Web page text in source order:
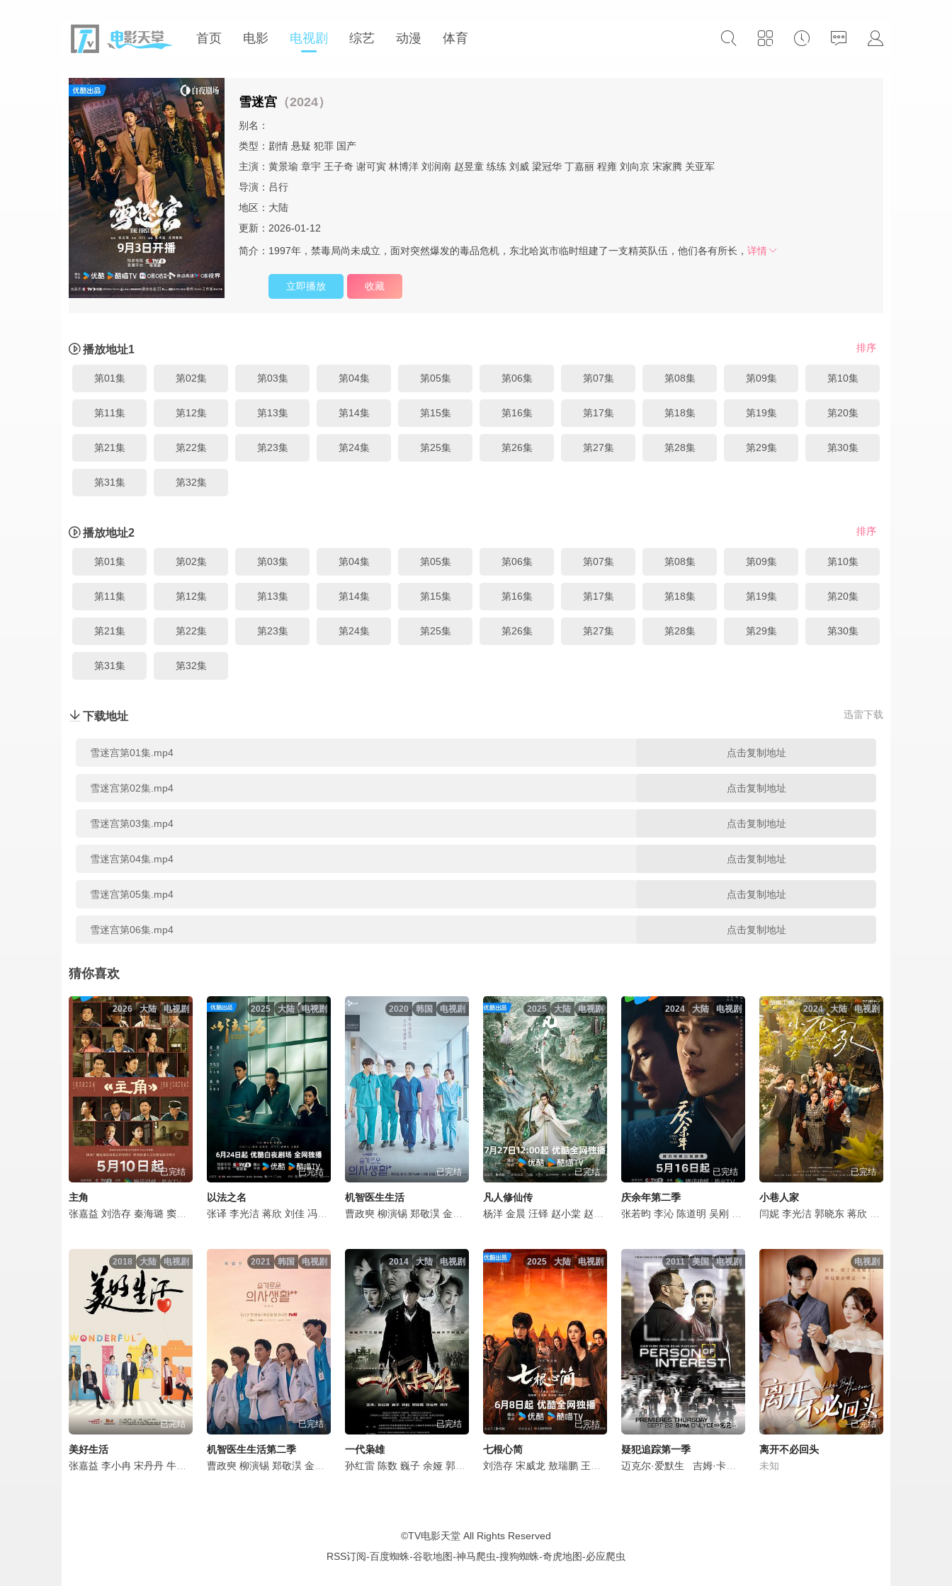
首页 电影 电视剧 综艺 动漫 体育
雪迷宫 （2024）
别名：
类型： 剧情 悬疑 犯罪 国产
主演： 黄景瑜 章宇 王子奇 谢可寅 林博洋 刘润南 赵昱童 练练 刘威 梁冠华 丁嘉丽 程雍 刘向京 宋家腾 关亚军
导演： 吕行
地区： 大陆
更新：2026-01-12
简介： 1997年，禁毒局尚未成立，面对突然爆发的毒品危机，东北哈岚市临时组建了一支精英队伍，他们各有所长， 详情
立即播放 收藏
排序
播放地址1
第01集 第02集 第03集 第04集 第05集 第06集 第07集 第08集 第09集 第10集
第11集 第12集 第13集 第14集 第15集 第16集 第17集 第18集 第19集 第20集
第21集 第22集 第23集 第24集 第25集 第26集 第27集 第28集 第29集 第30集
第31集 第32集
排序
播放地址2
第01集 第02集 第03集 第04集 第05集 第06集 第07集 第08集 第09集 第10集
第11集 第12集 第13集 第14集 第15集 第16集 第17集 第18集 第19集 第20集
第21集 第22集 第23集 第24集 第25集 第26集 第27集 第28集 第29集 第30集
第31集 第32集
迅雷下载
下载地址
雪迷宫第01集.mp4 点击复制地址
雪迷宫第02集.mp4 点击复制地址
雪迷宫第03集.mp4 点击复制地址
雪迷宫第04集.mp4 点击复制地址
雪迷宫第05集.mp4 点击复制地址
雪迷宫第06集.mp4 点击复制地址
雪迷宫第07集.mp4
雪迷宫第08集.mp4 点击复制地址
雪迷宫第09集.mp4 点击复制地址
雪迷宫第10集.mp4 点击复制地址
雪迷宫第11集.mp4 点击复制地址
雪迷宫第12集.mp4 点击复制地址
雪迷宫第13集.mp4 点击复制地址
雪迷宫第14集.mp4 点击复制地址
雪迷宫第15集.mp4 点击复制地址
雪迷宫第16集.mp4 点击复制地址
点击复制地址
雪迷宫第18集.mp4 点击复制地址
雪迷宫第19集.mp4 点击复制地址
雪迷宫第20集.mp4 点击复制地址
雪迷宫第21集.mp4 点击复制地址
猜你喜欢
电视剧
大陆
2026
已完结
主角
张嘉益 刘浩存 秦海璐 窦骁 翟子路 王晓晨 扈耀之 王海燕 李泽锋 孙浩 姬他 张国强 王丽坤 石文中 韩沛颖 苗阜
电视剧
大陆
2025
已完结
以法之名
张译 李光洁 蒋欣 刘佳 冯嘉怡 丁勇岱 杨烁 施京明 王劲松 任重 郝平 白冰 董晴 徐梵溪 毛俊杰 宋熹 赵煊 金泽灏 章煜奇 田昊 姬他 颜世魁 林鹏 潘之琳
电视剧
韩国
2020
已完结
机智医生生活
曹政奭 柳演锡 郑敬淏 金大明 田美都 金海淑 金甲洙 丁文晟 申贤彬 文泰佑 金俊翰 河允庆 全光镇 安恩真 金惠仁 崔英俊
电视剧
大陆
2025
已完结
凡人修仙传
杨洋 金晨 汪铎 赵小棠 赵晴 金佳悦 荣梓希 张婉儿 胡宇轩 娜一 陈震 施予斐 李圣佳
电视剧
大陆
2024
已完结
庆余年第二季
张若昀 李沁 陈道明 吴刚 李小冉 俞飞鸿 袁泉 毛晓彤
电视剧
大陆
2024
已完结
小巷人家
闫妮 李光洁 郭晓东 蒋欣
电视剧
大陆
2018
已完结
美好生活
张嘉益 李小冉 宋丹丹 牛莉 李乃文 辛柏青 姜妍 程煜 陈美琪 岳以恩 梁天 买红妹 李洪涛 扈耀之 姬他 孙浩 李梦男 吴珏瑾 闾汉彪
电视剧
韩国
2021
已完结
机智医生生活第二季
曹政奭 柳演锡 郑敬淏 金大明 田美都 河允庆
电视剧
大陆
2014
已完结
一代枭雄
孙红雷 陈数 巍子 余娅 郭珍霓 陈祉希 詹小楠 高洋 李亭哲 李泽锋 隋凯
电视剧
大陆
2025
已完结
七根心简
刘浩存 宋威龙 敖瑞鹏 王奕婷 张亦驰 杨皓宇 冯兵 严屹宽 沙宝亮 左小青
电视剧
美国
2011
已完结
疑犯追踪第一季
迈克尔·爱默生
吉姆·卡维泽 塔拉吉·P·汉森
电视剧
已完结
离开不必回头
未知
©TV电影天堂 All Rights Reserved
RSS订阅-百度蜘蛛-谷歌地图-神马爬虫-搜狗蜘蛛-奇虎地图-必应爬虫